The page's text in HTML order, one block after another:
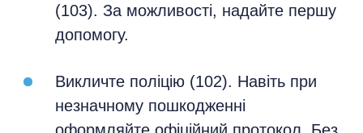
(103). За можливості, надайте першу
допомогу.
Викличте поліцію (102). Навіть при
незначному пошкодженні